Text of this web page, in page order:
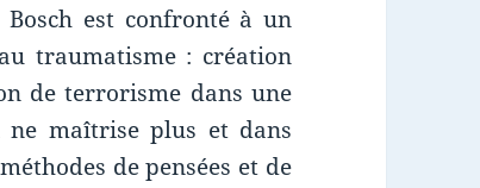
est confronté à un
traumatisme : création
de terrorisme dans une
ne maîtrise plus et dans
de pensées et de